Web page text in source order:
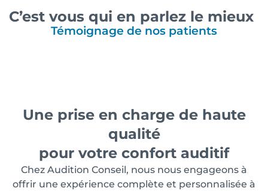
C’est vous qui en parlez le mieux
Témoignage de nos patients
Une prise en charge de haute
qualité
pour votre confort auditif
Chez Audition Conseil, nous nous engageons à
offrir une expérience complète et personnalisée à